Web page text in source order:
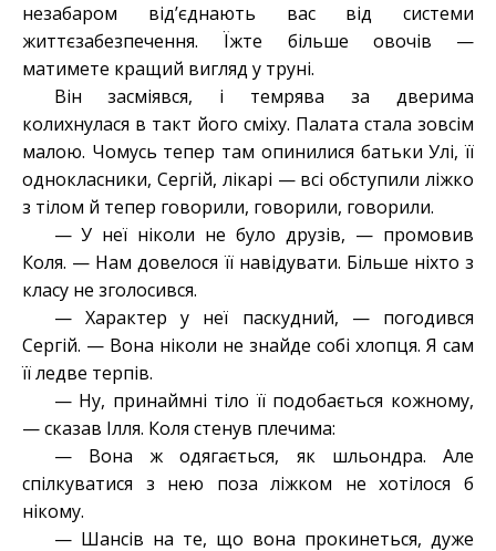
незабаром від’єднають вас від системи
життєзабезпечення. Їжте більше овочів —
матимете кращий вигляд у труні.
Він засміявся, і темрява за дверима
колихнулася в такт його сміху. Палата стала зовсім
малою. Чомусь тепер там опинилися батьки Улі, її
однокласники, Сергій, лікарі — всі обступили ліжко
з тілом й тепер говорили, говорили, говорили.
— У неї ніколи не було друзів, — промовив
Коля. — Нам довелося її навідувати. Більше ніхто з
класу не зголосився.
— Характер у неї паскудний, — погодився
Сергій. — Вона ніколи не знайде собі хлопця. Я сам
її ледве терпів.
— Ну, принаймні тіло її подобається кожному,
— сказав Ілля. Коля стенув плечима:
— Вона ж одягається, як шльондра. Але
спілкуватися з нею поза ліжком не хотілося б
нікому.
— Шансів на те, що вона прокинеться, дуже